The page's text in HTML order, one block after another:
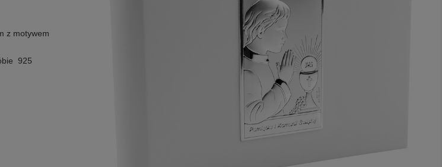
z motywem
925